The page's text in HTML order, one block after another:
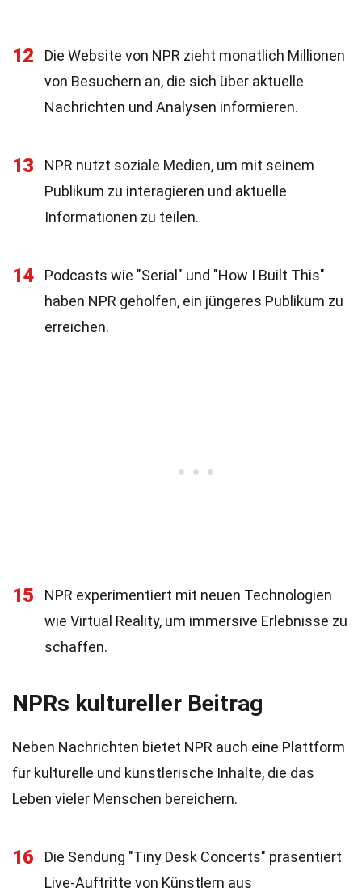
12
Die Website von NPR zieht monatlich Millionen
von Besuchern an, die sich über aktuelle
Nachrichten und Analysen informieren.
13
NPR nutzt soziale Medien, um mit seinem
Publikum zu interagieren und aktuelle
Informationen zu teilen.
14
Podcasts wie "Serial" und "How I Built This"
haben NPR geholfen, ein jüngeres Publikum zu
erreichen.
15
NPR experimentiert mit neuen Technologien
wie Virtual Reality, um immersive Erlebnisse zu
schaffen.
NPRs kultureller Beitrag
Neben Nachrichten bietet NPR auch eine Plattform
für kulturelle und künstlerische Inhalte, die das
Leben vieler Menschen bereichern.
16
Die Sendung "Tiny Desk Concerts" präsentiert
Live-Auftritte von Künstlern aus